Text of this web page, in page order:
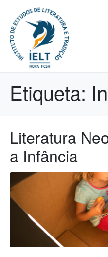
Etiqueta:
Literatura
a Infância